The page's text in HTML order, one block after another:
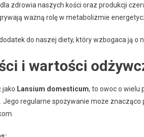
zdrowia naszych kości oraz produkcji
ważną rolę w metabolizmie
do naszej diety, który wzbogaca ją o
i wartości
jako Lansium domesticum, to owoc o wielu
regularne spożywanie może